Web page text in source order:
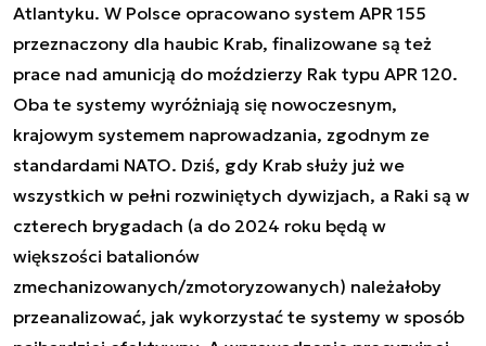
Atlantyku. W Polsce opracowano system APR 155
przeznaczony dla haubic Krab, finalizowane są też
prace nad amunicją do moździerzy Rak typu APR 120.
Oba te systemy wyróżniają się nowoczesnym,
krajowym systemem naprowadzania, zgodnym ze
standardami NATO. Dziś, gdy Krab służy już we
wszystkich w pełni rozwiniętych dywizjach, a Raki są w
czterech brygadach (a do 2024 roku będą w
większości batalionów
zmechanizowanych/zmotoryzowanych) należałoby
przeanalizować, jak wykorzystać te systemy w sposób